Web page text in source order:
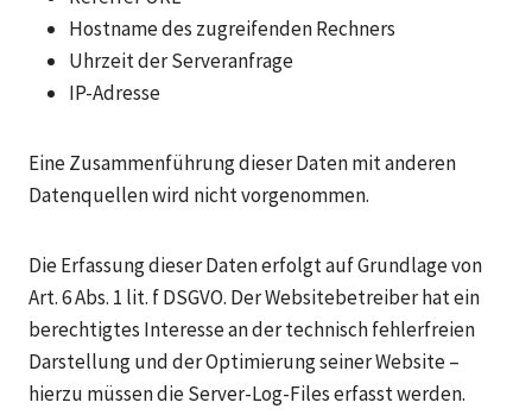
Hostname des zugreifenden Rechners
Uhrzeit der Serveranfrage
IP-Adresse
Eine Zusammenführung dieser Daten mit anderen
Datenquellen wird nicht vorgenommen.
Die Erfassung dieser Daten erfolgt auf Grundlage von
Art. 6 Abs. 1 lit. f DSGVO. Der Websitebetreiber hat ein
berechtigtes Interesse an der technisch fehlerfreien
Darstellung und der Optimierung seiner Website –
hierzu müssen die Server-Log-Files erfasst werden.